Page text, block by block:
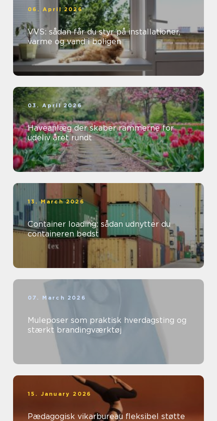
06. April 2026
VVS: sådan får du styr på installationer,
varme og vand i boligen
03. April 2026
Haveanlæg der skaber rammerne for
udeliv året rundt
13. March 2026
Container loading: sådan udnytter du
containeren bedst
07. March 2026
Muleposer som praktisk hverdagsting og
stærkt brandingværktøj
15. January 2026
Pædagogisk vikarbureau fleksibel støtte